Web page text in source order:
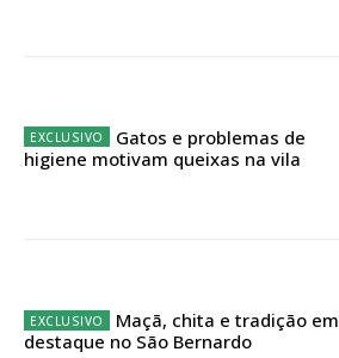
ASSINATURA
12 meses
Gatos e problemas de
higiene motivam queixas na vila
Maçã, chita e tradição em
destaque no São Bernardo